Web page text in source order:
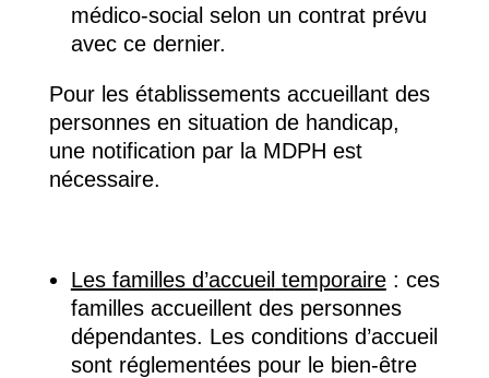
médico-social selon un contrat prévu
avec ce dernier.
Pour les établissements accueillant des
personnes en situation de handicap,
une notification par la MDPH est
nécessaire.
Les familles d’accueil temporaire: ces
familles accueillent des personnes
dépendantes. Les conditions d’accueil
sont réglementées pour le bien-être